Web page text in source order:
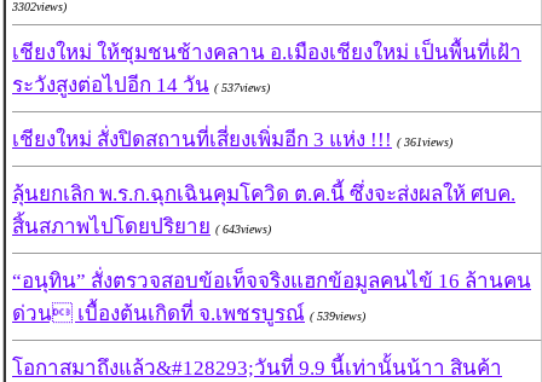
3302views)
เชียงใหม่ ให้ชุมชนช้างคลาน อ.เมืองเชียงใหม่ เป็นพื้นที่เฝ้า
ระวังสูงต่อไปอีก 14 วัน ( 537views)
เชียงใหม่ สั่งปิดสถานที่เสี่ยงเพิ่มอีก 3 แห่ง !!! ( 361views)
ลุ้นยกเลิก พ.ร.ก.ฉุกเฉินคุมโควิด ต.ค.นี้ ซึ่งจะส่งผลให้ ศบค.
สิ้นสภาพไปโดยปริยาย ( 643views)
“อนุทิน” สั่งตรวจสอบข้อเท็จจริงแฮกข้อมูลคนไข้ 16 ล้านคน
ด่วน เบื้องต้นเกิดที่ จ.เพชรบูรณ์ ( 539views)
โอกาสมาถึงแล้ว&#128293;วันที่ 9.9 นี้เท่านั้นน้าา สินค้า